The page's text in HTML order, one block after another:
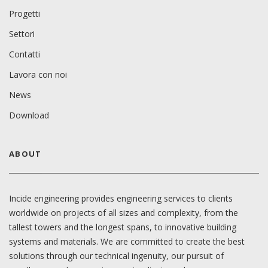
Progetti
Settori
Contatti
Lavora con noi
News
Download
ABOUT
Incide engineering provides engineering services to clients
worldwide on projects of all sizes and complexity, from the
tallest towers and the longest spans, to innovative building
systems and materials. We are committed to create the best
solutions through our technical ingenuity, our pursuit of